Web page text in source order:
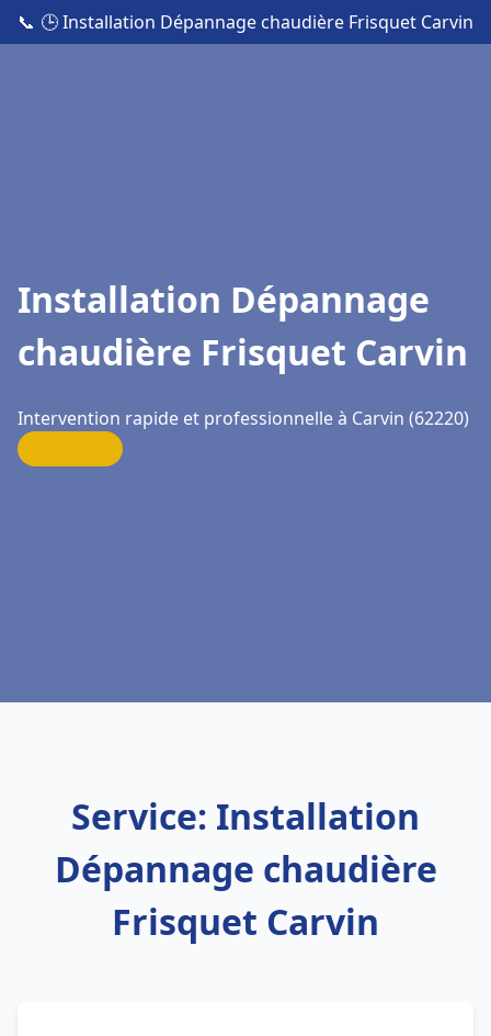
📞 🕒 Installation Dépannage chaudière Frisquet Carvin
Installation Dépannage
chaudière Frisquet Carvin
Intervention rapide et professionnelle à Carvin (62220)
Service: Installation
Dépannage chaudière
Frisquet Carvin